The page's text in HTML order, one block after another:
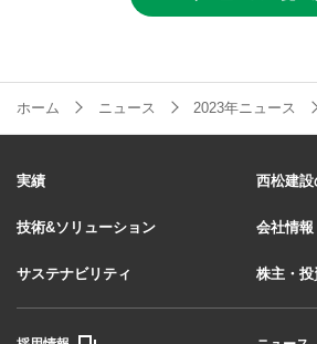
ホーム ニュース 2023年ニュース
実績 西松建設
技術&ソリューション 会社情報
サステナビリティ 株主・投